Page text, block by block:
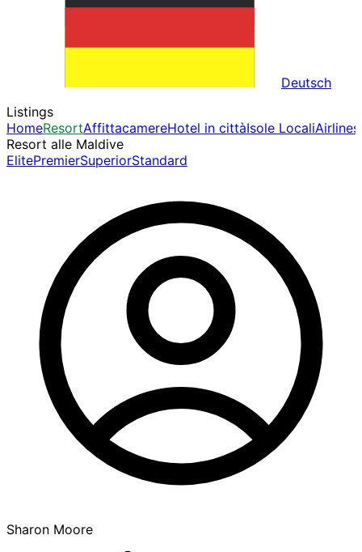
Deutsch
Listings
HomeResortAffittacamereHotel in cittàIsole LocaliAirlines
Resort alle Maldive
ElitePremierSuperiorStandard
Sharon Moore